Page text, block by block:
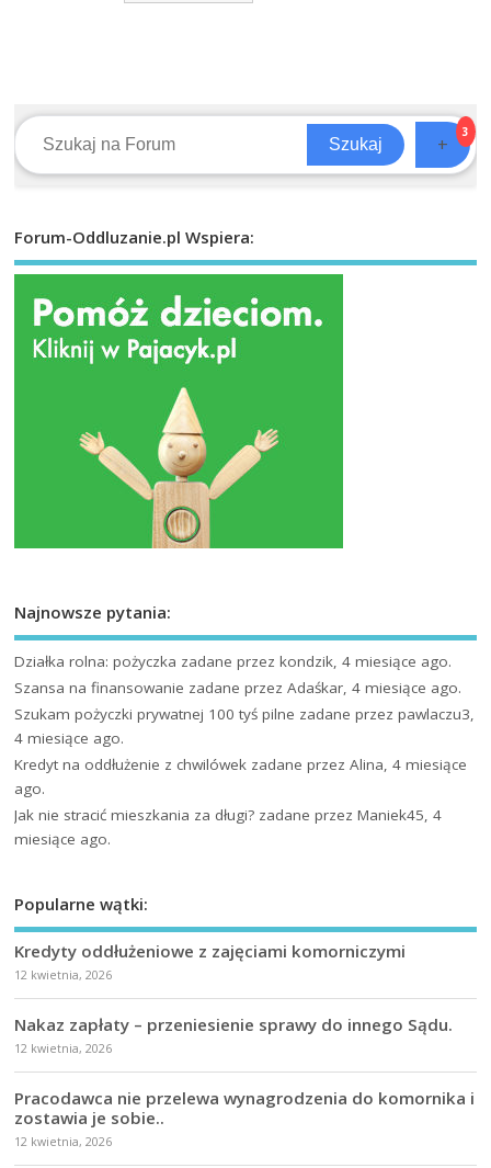
Szukaj +
3
Forum-Oddluzanie.pl Wspiera:
Najnowsze pytania:
Działka rolna: pożyczka zadane przez kondzik, 4 miesiące ago.
Szansa na finansowanie zadane przez Adaśkar, 4 miesiące ago.
Szukam pożyczki prywatnej 100 tyś pilne zadane przez pawlaczu3,
4 miesiące ago.
Kredyt na oddłużenie z chwilówek zadane przez Alina, 4 miesiące
ago.
Jak nie stracić mieszkania za długi? zadane przez Maniek45, 4
miesiące ago.
Popularne wątki:
Kredyty oddłużeniowe z zajęciami komorniczymi
12 kwietnia, 2026
Nakaz zapłaty – przeniesienie sprawy do innego Sądu.
12 kwietnia, 2026
Pracodawca nie przelewa wynagrodzenia do komornika i
zostawia je sobie..
12 kwietnia, 2026